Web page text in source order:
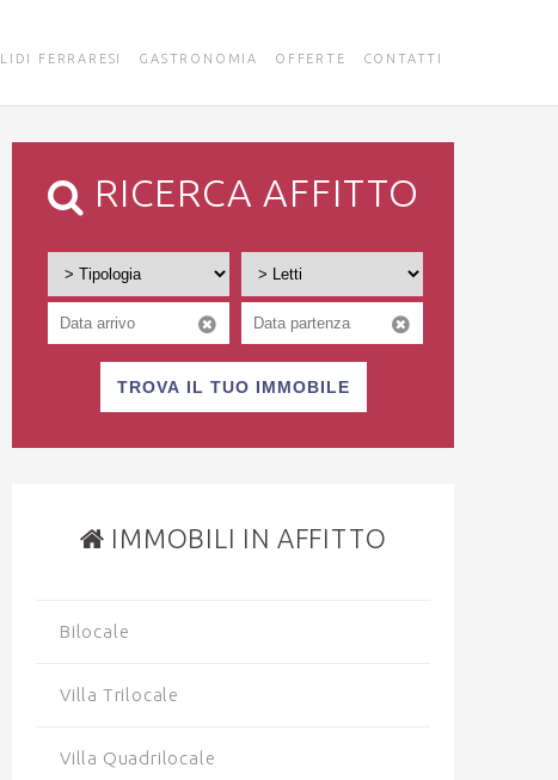
LIDI FERRARESI GASTRONOMIA OFFERTE CONTATTI
RICERCA AFFITTO
TROVA IL TUO IMMOBILE
IMMOBILI IN AFFITTO
Bilocale
Villa Trilocale
Villa Quadrilocale